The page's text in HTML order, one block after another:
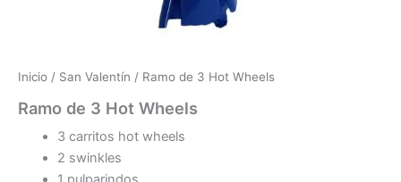
Inicio / San Valentín / Ramo de 3 Hot Wheels
Ramo de 3 Hot Wheels
3 carritos hot wheels
2 swinkles